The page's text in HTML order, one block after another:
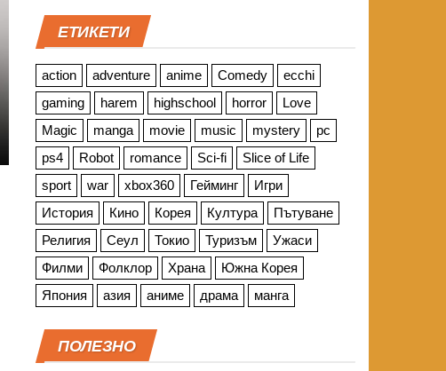
ЕТИКЕТИ
action adventure anime Comedy
ecchi
gaming
harem highschool horror
Love
Magic
manga movie music mystery
pc
ps4
Robot romance Sci-fi
Slice of Life
sport
war xbox360 Гейминг
Игри
История
Кино Корея Култура
Пътуване
Религия
Сеул Токио Туризъм
Ужаси
Филми
Фолклор Храна
Южна Корея
Япония
азия аниме драма манга
ПОЛЕЗНО